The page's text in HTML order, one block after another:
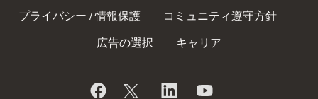
プライバシー / 情報保護 コミュニティ遵守方針
広告の選択 キャリア